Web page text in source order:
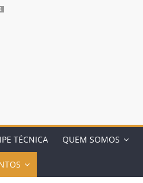
TÉCNICA QUEM SOMOS